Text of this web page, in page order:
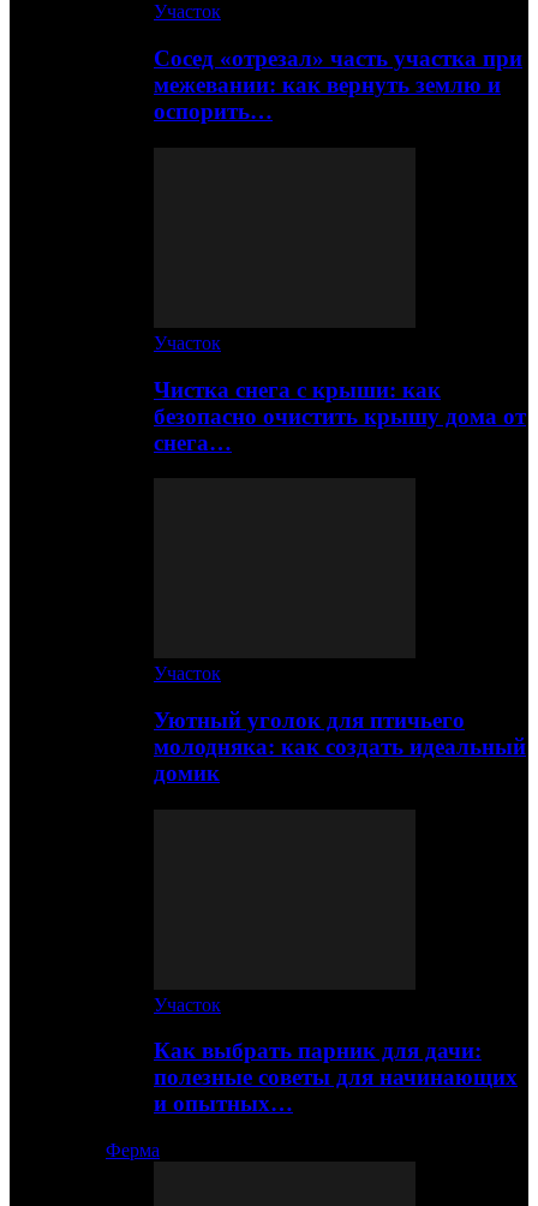
Участок
Сосед «отрезал» часть участка при
межевании: как вернуть землю и
оспорить…
Участок
Чистка снега с крыши: как
безопасно очистить крышу дома от
снега…
Участок
Уютный уголок для птичьего
молодняка: как создать идеальный
домик
Участок
Как выбрать парник для дачи:
полезные советы для начинающих
и опытных…
Ферма